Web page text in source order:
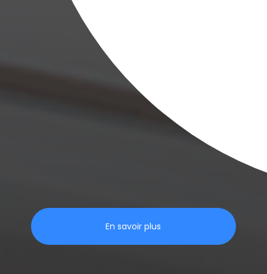
En savoir plus